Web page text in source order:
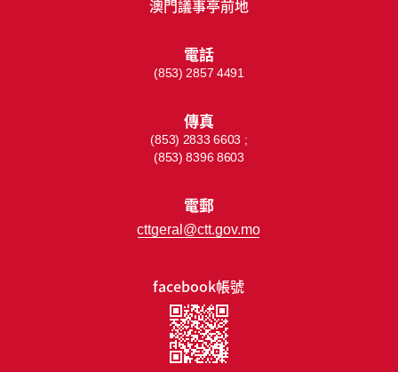
facebook帳號
澳門議事亭前地
電話
(853) 2857 4491
傳真
(853) 2833 6603 ;
(853) 8396 8603
電郵
cttgeral@ctt.gov.mo